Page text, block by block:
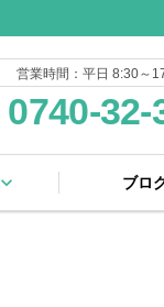
営業時間：平日 8:30～
0740-32-
keyboard_arrow_down ブロ